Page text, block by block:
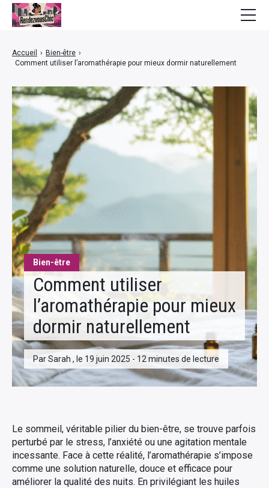
Bien-être
Comment utiliser
l’aromathérapie pour mieux
dormir naturellement
Par Sarah , le 19 juin 2025 - 12 minutes de lecture
Accueil › Bien-être ›
Comment utiliser l’aromathérapie pour mieux dormir naturellement
Le sommeil, véritable pilier du bien-être, se trouve parfois
perturbé par le stress, l’anxiété ou une agitation mentale
incessante. Face à cette réalité, l’aromathérapie s’impose
comme une solution naturelle, douce et efficace pour
améliorer la qualité des nuits. En privilégiant les huiles
Bien-être
Beauté
Lifestyle
Finance
Maison